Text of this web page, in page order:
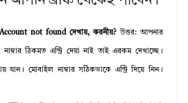
Account not found দেখায়, করনীয়? উত্তর: আপনার
ঠিকমত এন্ট্রি দেয়া নাই তাই এরকম দেখাচ্ছে।
যান। মোবাইল নাম্বার সঠিকভাকে এন্ট্রি দিয়ে নিন।